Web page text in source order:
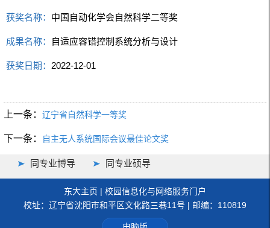
获奖名称： 中国自动化学会自然科学二等奖
成果名称： 自适应容错控制系统分析与设计
获奖日期： 2022-12-01
上一条： 辽宁省自然科学一等奖
下一条： 自主无人系统国际会议最佳论文奖
同专业博导 同专业硕导
东大主页 | 校园信息化与网络服务门户
校址：辽宁省沈阳市和平区文化路三巷11号 | 邮编：110819